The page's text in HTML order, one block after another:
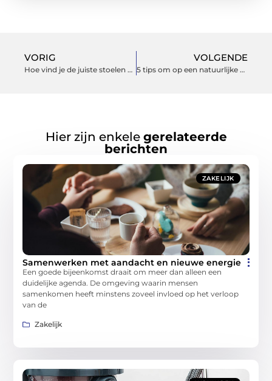
VORIG
Hoe vind je de juiste stoelen bij je eethoek?
VOLGENDE
5 tips om op een natuurlijke manier uitgerust wakker te worden
Hier zijn enkele gerelateerde
berichten
ZAKELIJK
Samenwerken met aandacht en nieuwe energie
Een goede bijeenkomst draait om meer dan alleen een
duidelijke agenda. De omgeving waarin mensen
samenkomen heeft minstens zoveel invloed op het verloop
van de
Zakelijk